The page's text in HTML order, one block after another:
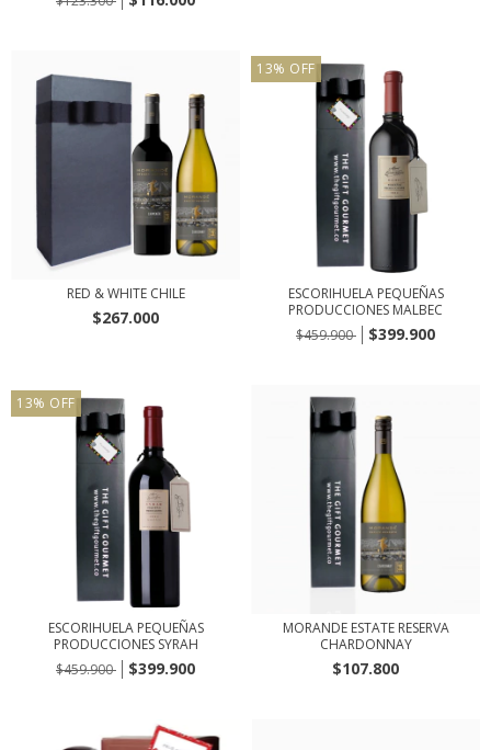
RED & WHITE CHILE
$267.000
13% OFF
ESCORIHUELA PEQUEÑAS
PRODUCCIONES MALBEC
$459.900
$399.900
13% OFF
ESCORIHUELA PEQUEÑAS
PRODUCCIONES SYRAH
$459.900
$399.900
MORANDE ESTATE RESERVA
CHARDONNAY
$107.800